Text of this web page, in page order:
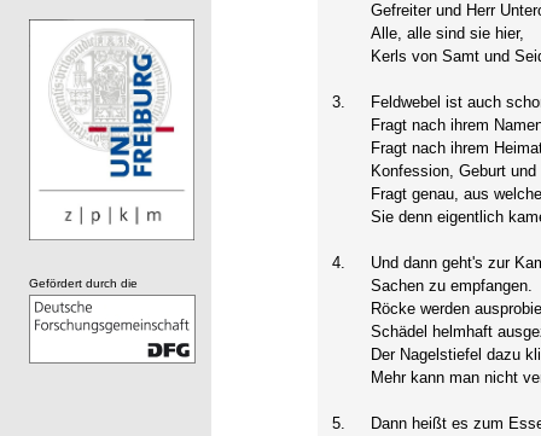
Gefreiter und Herr
Alle, alle sind sie hier,
Kerls von Samt und
3.
Feldwebel ist auch
Fragt nach ihrem
Fragt nach ihrem
Konfession, Geburt
Fragt genau, aus
Sie denn eigentlich
4.
Und dann geht's zur
Sachen zu empfangen.
Röcke werden
Schädel helmhaft
Der Nagelstiefel dazu
Mehr kann man nicht
5.
Dann heißt es zum
Gefördert durch die